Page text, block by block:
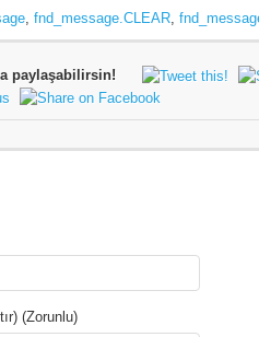
fnd_message.CLEAR
paylaşabilirsin!
(Zorunlu)